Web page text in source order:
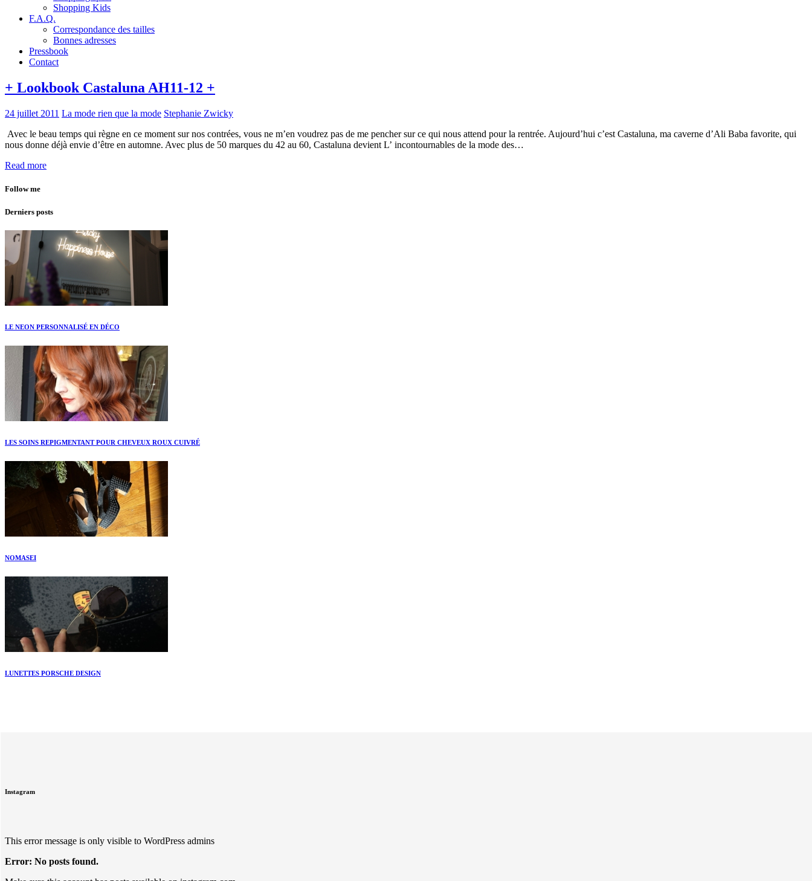
Shopping Kids
F.A.Q.
Correspondance des tailles
Bonnes adresses
Pressbook
Contact
+ Lookbook Castaluna AH11-12 +
24 juillet 2011 La mode rien que la mode Stephanie Zwicky
Avec le beau temps qui règne en ce moment sur nos contrées, vous ne m’en voudrez pas de me pencher sur ce qui nous attend pour la rentrée. Aujourd’hui c’est Castaluna, ma caverne d’Ali Baba favorite, qui
nous donne déjà envie d’être en automne. Avec plus de 50 marques du 42 au 60, Castaluna devient L’ incontournables de la mode des…
Read more
Follow me
Derniers posts
LE NEON PERSONNALISÉ EN DÉCO
LES SOINS REPIGMENTANT POUR CHEVEUX ROUX CUIVRÉ
NOMASEI
LUNETTES PORSCHE DESIGN
Instagram
This error message is only visible to WordPress admins
Error: No posts found.